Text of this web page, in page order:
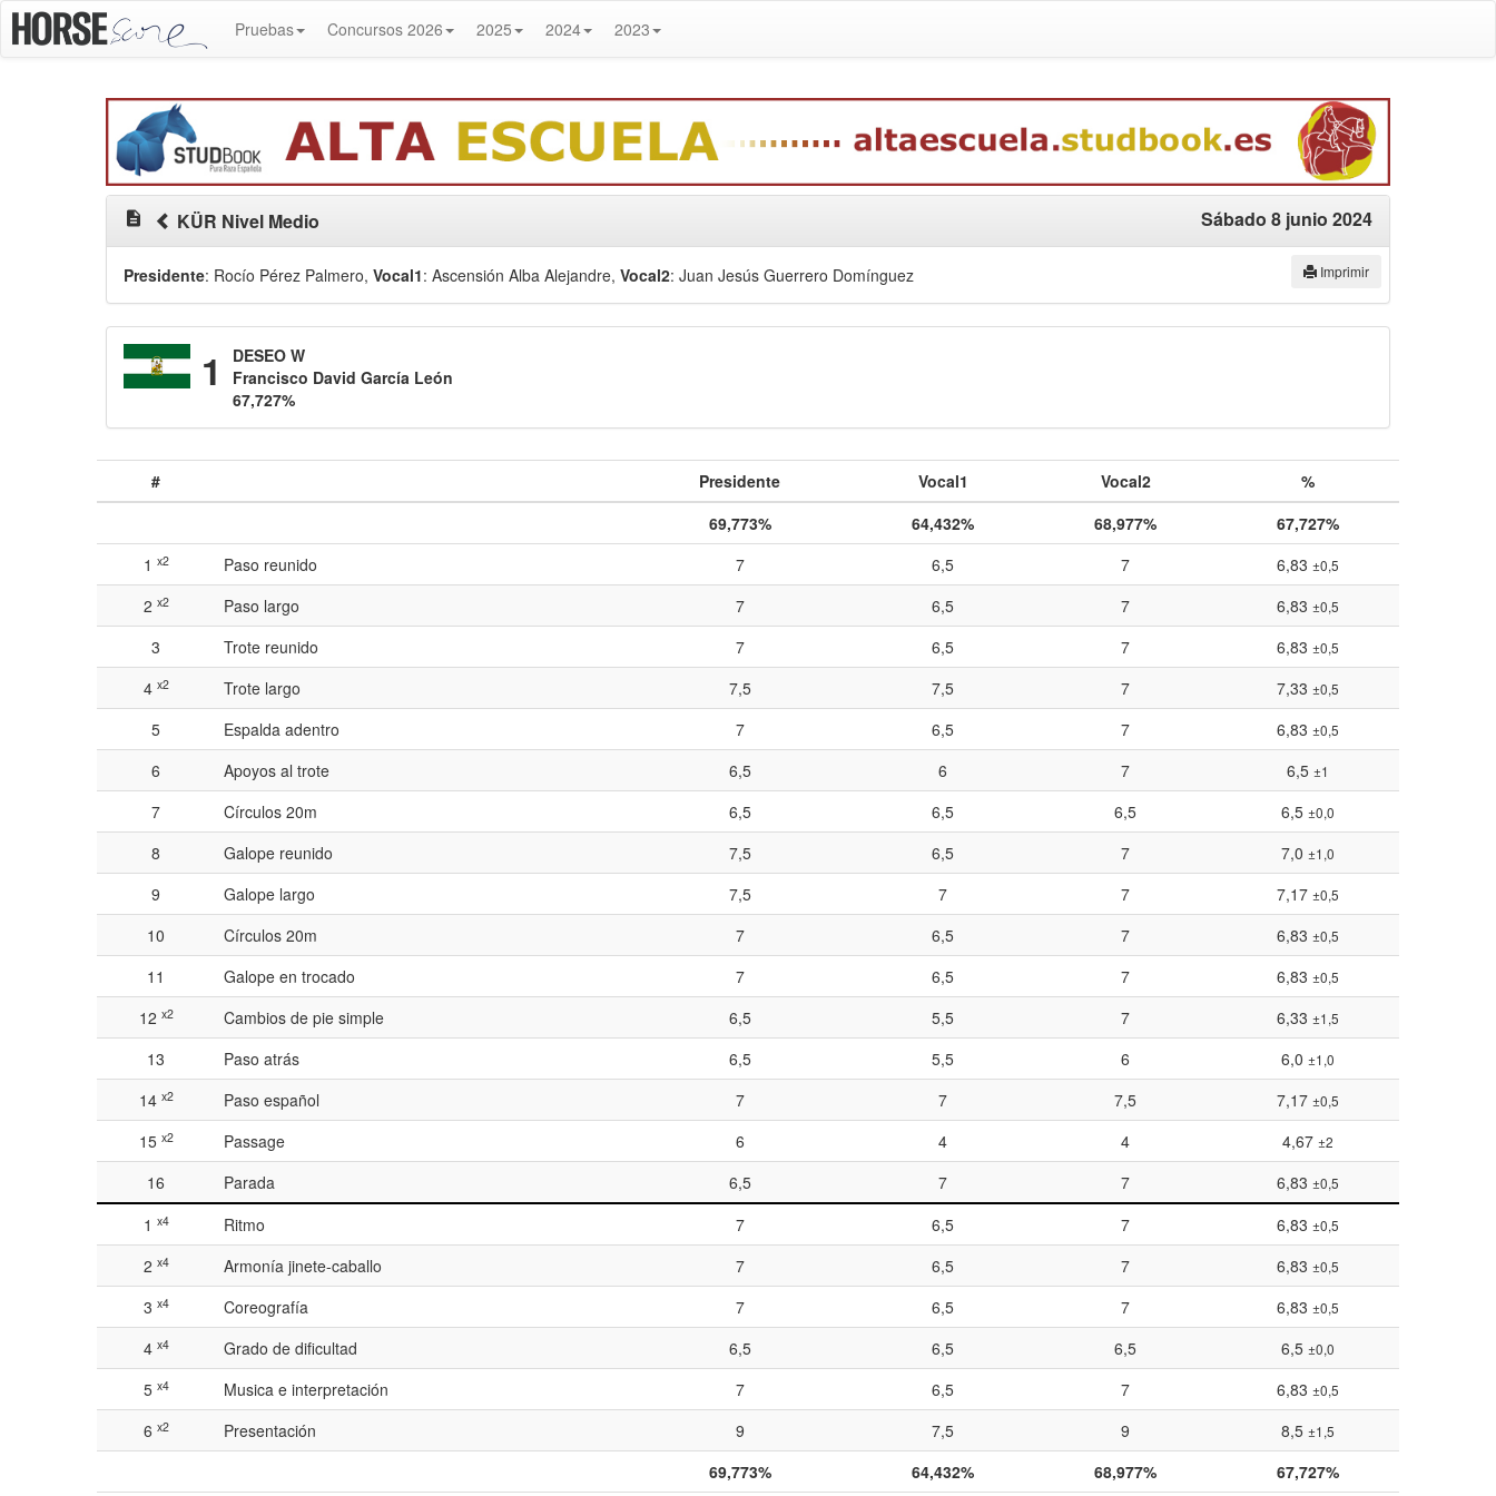
Pruebas Concursos 2026 2025 2024 2023
description KÜR Nivel Medio Sábado 8 junio 2024
Imprimir
Presidente: Rocío Pérez Palmero, Vocal1: Ascensión Alba Alejandre, Vocal2: Juan Jesús Guerrero Domínguez
1
DESEO W
Francisco David García León
67,727%
# Presidente Vocal1 Vocal2
%
69,773%
64,432% 68,977%
67,727%
1 x2 Paso reunido 7 6,5 7 6,83 ±0,5
2 x2 Paso largo 7 6,5 7 6,83 ±0,5
3 Trote reunido 7 6,5 7 6,83 ±0,5
4 x2 Trote largo 7,5 7,5 7 7,33 ±0,5
5 Espalda adentro 7 6,5 7 6,83 ±0,5
6 Apoyos al trote 6,5 6 7 6,5 ±1
7 Círculos 20m 6,5 6,5 6,5 6,5 ±0,0
8 Galope reunido 7,5 6,5 7 7,0 ±1,0
9 Galope largo 7,5 7 7 7,17 ±0,5
10 Círculos 20m 7 6,5 7 6,83 ±0,5
11 Galope en trocado 7 6,5 7 6,83 ±0,5
12 x2 Cambios de pie simple 6,5 5,5 7 6,33 ±1,5
13 Paso atrás 6,5 5,5 6 6,0 ±1,0
14 x2 Paso español 7 7 7,5 7,17 ±0,5
15 x2 Passage 6 4 4 4,67 ±2
16 Parada 6,5 7 7 6,83 ±0,5
1 x4 Ritmo 7 6,5 7 6,83 ±0,5
2 x4 Armonía jinete-caballo 7 6,5 7 6,83 ±0,5
3 x4 Coreografía 7 6,5 7 6,83 ±0,5
4 x4 Grado de dificultad 6,5 6,5 6,5 6,5 ±0,0
5 x4 Musica e interpretación 7 6,5 7 6,83 ±0,5
6 x2 Presentación 9 7,5 9 8,5 ±1,5
69,773% 64,432% 68,977% 67,727%